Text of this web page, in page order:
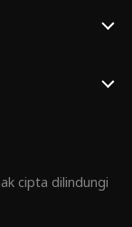
cipta dilindungi